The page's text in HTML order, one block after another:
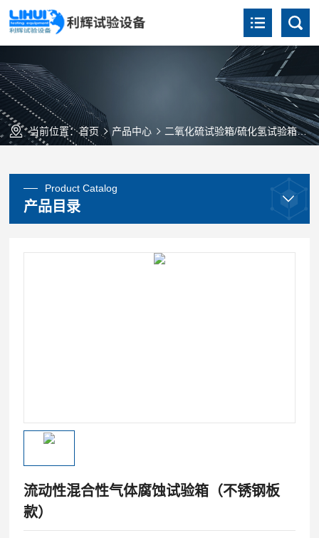
当前位置：首页 产品中心 二氧化硫试验箱/硫化氢试验箱
Product Catalog
产品目录
流动性混合性气体腐蚀试验箱（不锈钢板
款）